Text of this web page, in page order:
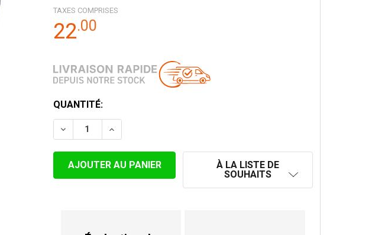
TAXES COMPRISES
22.00
STOCK
ACTUEL:
QUANTITÉ:
DIMINUER LA QUANTITÉ DE GAZ DANS LE BUT DE CHAPEAU DE
AUGMENTER LA QUANTITÉ DE GAZ DANS LE BUT DE
À LA LISTE DE
SOUHAITS